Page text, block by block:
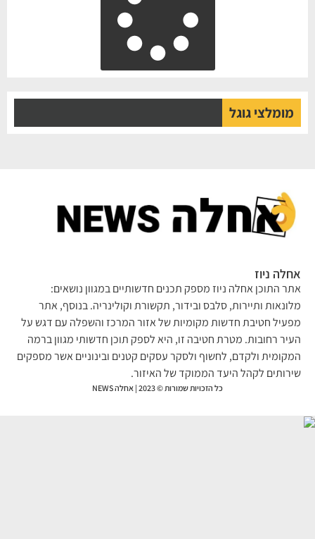
מומלצי גוגל
ניוז
התוכן אחלה ניוז מספק תכנים חדשותיים במגוון נושאים:
ותיירות, סלבס ובידור, תקשורת וקולינריה. בנוסף, אתר
חטיבת חדשות מקומיות של אזור המרכז והשפלה עם דגש על
רחובות. מטרת חטיבה זו, היא לספק תוכן חדשותי מגוון ברמה
ולקדם, לחשוף ולסקר עסקים קטנים ובינוניים אשר מספקים
לקהל היעד הממוקד של האיזור.
כל הזכויות שמורות © 2023 | אחלה NEWS